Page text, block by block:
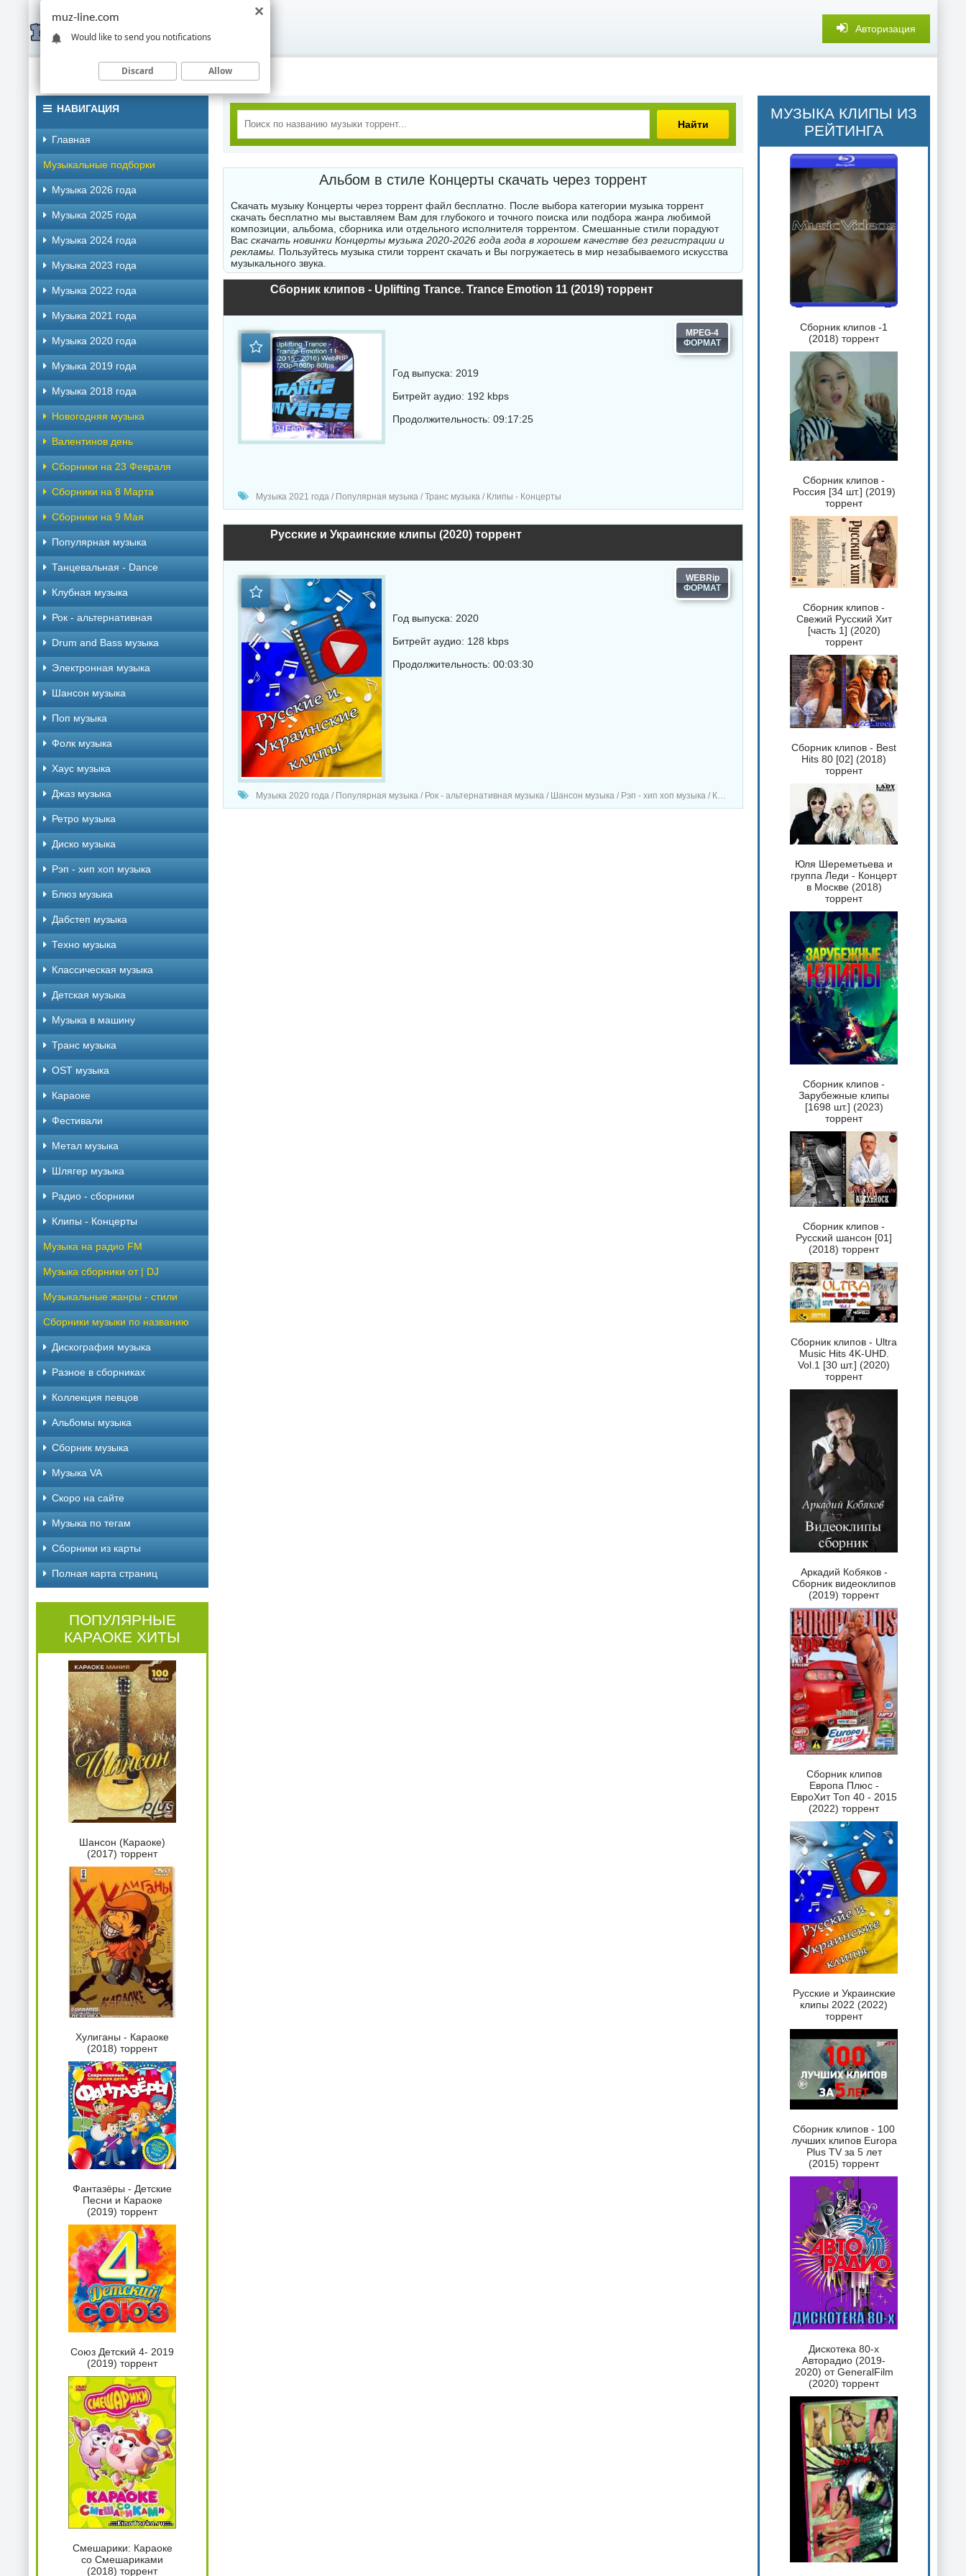
Авторизация
Найти
Альбом в стиле Концерты скачать через торрент
Скачать музыку Концерты через торрент файл бесплатно. После выбора категории музыка торрент
скачать бесплатно мы выставляем Вам для глубокого и точного поиска или подбора жанра любимой
композиции, альбома, сборника или отдельного исполнителя торрентом. Смешанные стили порадуют
Вас скачать новинки Концерты музыка 2020-2026 года года в хорошем качестве без регистрации и
рекламы. Пользуйтесь музыка стили торрент скачать и Вы погружаетесь в мир незабываемого искусства
музыкального звука.
Сборник клипов - Uplifting Trance. Trance Emotion 11 (2019) торрент
MPEG-4
Год выпуска: 2019
Битрейт аудио: 192 kbps
Продолжительность: 09:17:25
Музыка 2021 года / Популярная музыка / Транс музыка / Клипы - Концерты
Русские и Украинские клипы (2020) торрент
WEBRip
Год выпуска: 2020
Битрейт аудио: 128 kbps
Продолжительность: 00:03:30
Музыка 2020 года / Популярная музыка / Рок - альтернативная музыка / Шансон музыка / Рэп - хип хоп музыка / Клипы - Концерты
НАВИГАЦИЯ
Главная
Музыкальные подборки
Музыка 2026 года
Музыка 2025 года
Музыка 2024 года
Музыка 2023 года
Музыка 2022 года
Музыка 2021 года
Музыка 2020 года
Музыка 2019 года
Музыка 2018 года
Новогодняя музыка
Валентинов день
Сборники на 23 Февраля
Сборники на 8 Марта
Сборники на 9 Мая
Популярная музыка
Танцевальная - Dance
Клубная музыка
Рок - альтернативная
Drum and Bass музыка
Электронная музыка
Шансон музыка
Поп музыка
Фолк музыка
Хаус музыка
Джаз музыка
Ретро музыка
Диско музыка
Рэп - хип хоп музыка
Блюз музыка
Дабстеп музыка
Техно музыка
Классическая музыка
Детская музыка
Музыка в машину
Транс музыка
OST музыка
Караоке
Фестивали
Метал музыка
Шлягер музыка
Радио - сборники
Клипы - Концерты
Музыка на радио FM
Музыка сборники от | DJ
Музыкальные жанры - стили
Сборники музыки по названию
Дискография музыка
Разное в сборниках
Коллекция певцов
Альбомы музыка
Сборник музыка
Музыка VA
Скоро на сайте
Музыка по тегам
Cборники из карты
Полная карта страниц
ПОПУЛЯРНЫЕ
КАРАОКЕ ХИТЫ
Шансон (Караоке)
(2017) торрент
Хулиганы - Караоке
(2018) торрент
Фантазёры - Детские
Песни и Караоке
(2019) торрент
Союз Детский 4- 2019
(2019) торрент
Смешарики: Караоке
со Смешариками
(2018) торрент
МУЗЫКА КЛИПЫ ИЗ
РЕЙТИНГА
Сборник клипов -1
(2018) торрент
Сборник клипов -
Россия [34 шт.] (2019)
торрент
Сборник клипов -
Свежий Русский Хит
[часть 1] (2020)
торрент
Сборник клипов - Best
Hits 80 [02] (2018)
торрент
Юля Шереметьева и
группа Леди - Концерт
в Москве (2018)
торрент
Сборник клипов -
Зарубежные клипы
[1698 шт.] (2023)
торрент
Сборник клипов -
Русский шансон [01]
(2018) торрент
Сборник клипов - Ultra
Music Hits 4K-UHD.
Vol.1 [30 шт.] (2020)
торрент
Аркадий Кобяков -
Сборник видеоклипов
(2019) торрент
Сборник клипов
Европа Плюс -
ЕвроХит Топ 40 - 2015
(2022) торрент
Русские и Украинские
клипы 2022 (2022)
торрент
Сборник клипов - 100
лучших клипов Europa
Plus TV за 5 лет
(2015) торрент
Дискотека 80-х
Авторадио (2019-
2020) от GeneralFilm
(2020) торрент
muz-line.com
Would like to send you notifications
Discard Allow